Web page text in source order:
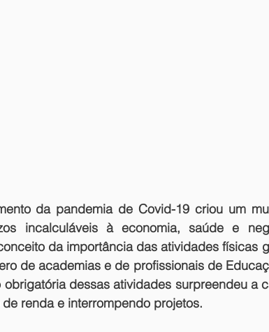
da pandemia de Covid-19 criou um
incalculáveis à economia, saúde e
da importância das atividades físicas
de academias e de profissionais de
obrigatória dessas atividades surpreendeu a
renda e interrompendo projetos.